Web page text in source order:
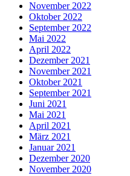
November 2022
Oktober 2022
September 2022
Mai 2022
April 2022
Dezember 2021
November 2021
Oktober 2021
September 2021
Juni 2021
Mai 2021
April 2021
März 2021
Januar 2021
Dezember 2020
November 2020